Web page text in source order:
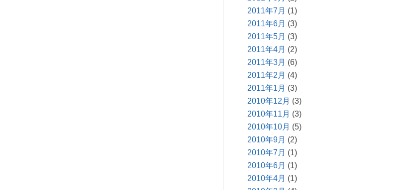
2011年7月 (1)
2011年6月 (3)
2011年5月 (3)
2011年4月 (2)
2011年3月 (6)
2011年2月 (4)
2011年1月 (3)
2010年12月 (3)
2010年11月 (3)
2010年10月 (5)
2010年9月 (2)
2010年7月 (1)
2010年6月 (1)
2010年4月 (1)